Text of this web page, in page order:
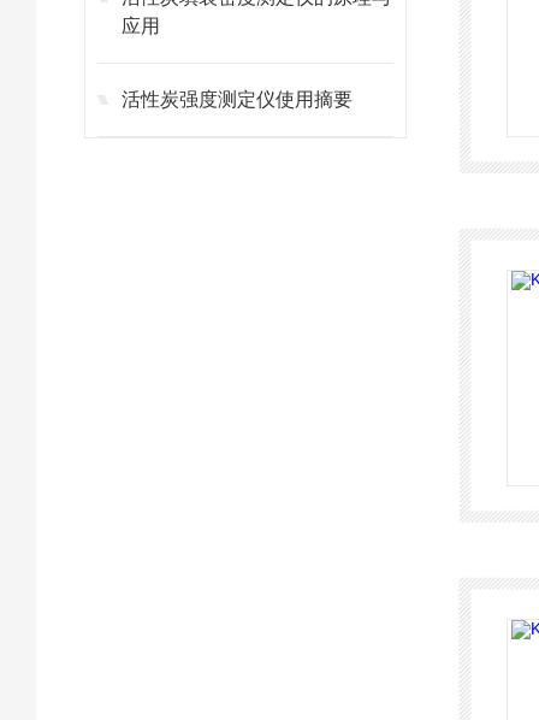
应用
活性炭强度测定仪使用摘要